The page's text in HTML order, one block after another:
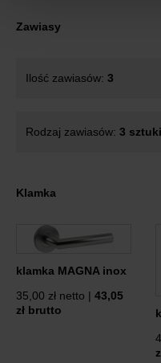
Zawiasy
Ilość zawiasów: 3
Rodzaj zawiasów: 3 sztuki
Klamka
klamka MAGNA inox
35,00 zł netto | 43,05
zł brutto